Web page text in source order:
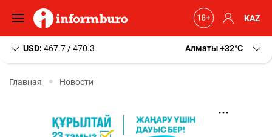
KAZ
USD: 467.7 / 470.3 Алматы+32 C
Главная Новости